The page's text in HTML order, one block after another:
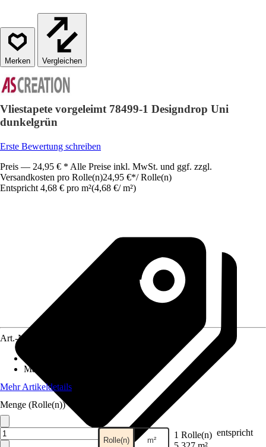
Vergleichen
Vliestapete vorgeleimt 78499-1 Designdrop Uni
dunkelgrün
Erste Bewertung schreiben
Preis — 24,95 € * Alle Preise inkl. MwSt. und ggf. zzgl.
Versandkosten pro Rolle(n)24,95 €*/ Rolle(n)
Entspricht 4,68 € pro m²(4,68 €/ m²)
Art.-Nr.
Maße (BxH)
Mehr Artikeldetails
Menge (Rolle(n))
Rolle(n) m² 1 Rolle(n) entspricht